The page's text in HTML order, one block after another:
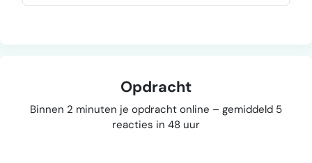
Opdracht
Binnen 2 minuten je opdracht online – gemiddeld 5
reacties in 48 uur